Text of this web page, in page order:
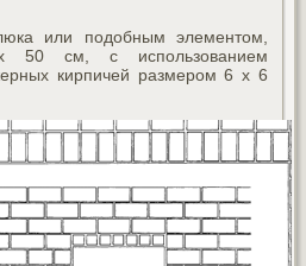
или подобным элементом,
x 50 см, с использованием
кирпичей размером 6 x 6